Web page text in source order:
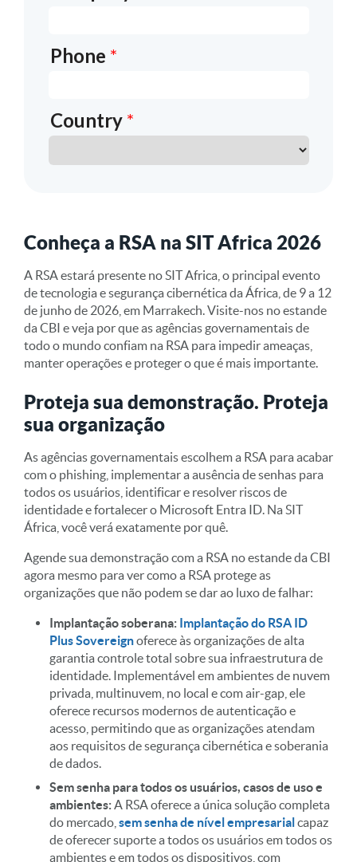
Conheça a RSA na SIT Africa 2026
A RSA estará presente no SIT Africa, o principal evento
de tecnologia e segurança cibernética da África, de 9 a 12
de junho de 2026, em Marrakech. Visite-nos no estande
da CBI e veja por que as agências governamentais de
todo o mundo confiam na RSA para impedir ameaças,
manter operações e proteger o que é mais importante.
Proteja sua demonstração. Proteja
sua organização
As agências governamentais escolhem a RSA para acabar
com o phishing, implementar a ausência de senhas para
todos os usuários, identificar e resolver riscos de
identidade e fortalecer o Microsoft Entra ID. Na SIT
África, você verá exatamente por quê.
Agende sua demonstração com a RSA no estande da CBI
agora mesmo para ver como a RSA protege as
organizações que não podem se dar ao luxo de falhar:
Implantação soberana: Implantação do RSA ID
Plus Sovereignoferece às organizações de alta
garantia controle total sobre sua infraestrutura de
identidade. Implementável em ambientes de nuvem
privada, multinuvem, no local e com air-gap, ele
oferece recursos modernos de autenticação e
acesso, permitindo que as organizações atendam
aos requisitos de segurança cibernética e soberania
de dados.
Sem senha para todos os usuários, casos de uso e
ambientes:A RSA oferece a única solução completa
do mercado, sem senha de nível empresarialcapaz
de oferecer suporte a todos os usuários em todos os
ambientes e em todos os dispositivos, com